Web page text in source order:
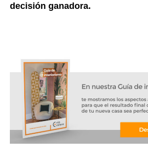
decisión ganadora.